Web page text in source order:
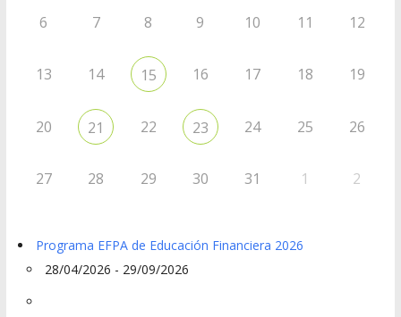
6 7 8 9 10 11 12
13 14 15 16 17 18 19
20 21 22 23 24 25 26
27 28 29 30 31 1 2
Programa EFPA de Educación Financiera 2026
28/04/2026 - 29/09/2026